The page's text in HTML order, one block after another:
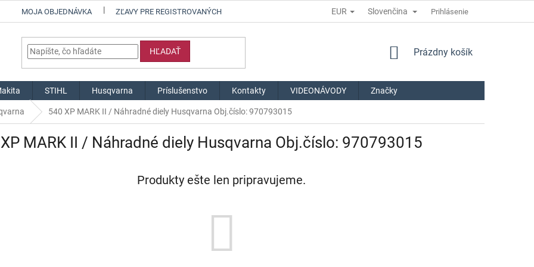
MOJA OBJEDNÁVKA ZĽAVY PRE REGISTROVANÝCH EUR Slovenčina Prihlásenie
HĽADAŤ
NÁKUPNÝ
Prázdny košík
STIHL Husqvarna Príslušenstvo Kontakty VIDEONÁVODY Značky
540 XP MARK II / Náhradné diely Husqvarna Obj.číslo: 970793015
MARK II / Náhradné diely Husqvarna Obj.číslo: 970793015
Produkty ešte len pripravujeme.